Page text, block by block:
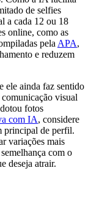
de selfies
a cada 12 ou 18
online, como as
pela APA,
e reduzem
ele ainda faz sentido
visual
fotos
com IA, considere
principal de perfil.
variações mais
com o
deseja atrair.